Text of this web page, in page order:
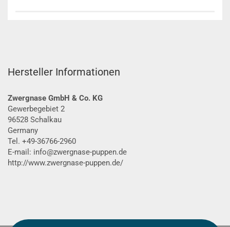
Hersteller Informationen
Zwergnase GmbH & Co. KG
Gewerbegebiet 2
96528 Schalkau
Germany
Tel. +49-36766-2960
E-mail: info@zwergnase-puppen.de
http://www.zwergnase-puppen.de/